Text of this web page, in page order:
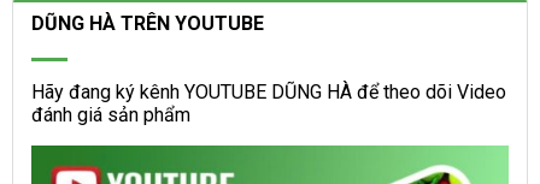
DŨNG HÀ TRÊN YOUTUBE
Hãy đang ký kênh YOUTUBE DŨNG HÀ để theo dõi Video
đánh giá sản phẩm